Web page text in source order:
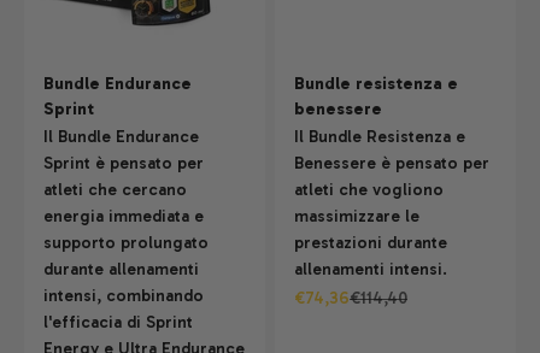
Bundle Endurance
Sprint
Il Bundle Endurance
Sprint è pensato per
atleti che cercano
energia immediata e
supporto prolungato
durante allenamenti
intensi, combinando
l'efficacia di Sprint
Energy e Ultra Endurance
Bundle resistenza e
benessere
Il Bundle Resistenza e
Benessere è pensato per
atleti che vogliono
massimizzare le
prestazioni durante
allenamenti intensi.
Prezzo scontato
€74,36Prezzo
€114,40